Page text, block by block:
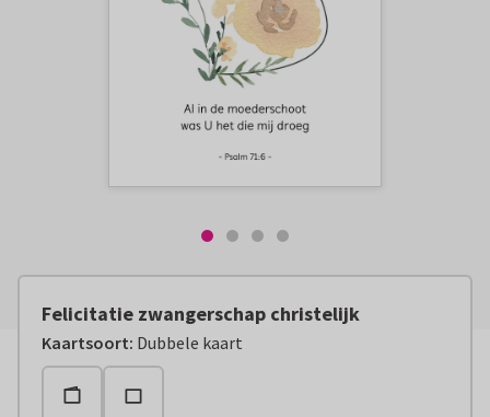
Felicitatie zwangerschap christelijk
Kaartsoort: Dubbele kaart
Vanaf: € 2,99 excl. verzendkosten